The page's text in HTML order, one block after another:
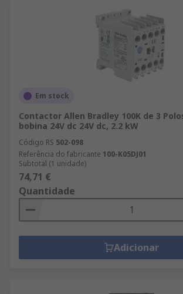
Em stock
Contactor Allen Bradley 100K de 3
bobina 24V dc 24V dc, 2.2 kW
Código RS 502-098
Referência do fabricante 100-K05DJ01
Subtotal (1 unidade)
74,71 €
Quantidade
Adicionar